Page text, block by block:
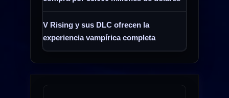
V Rising y sus DLC ofrecen la
experiencia vampírica completa